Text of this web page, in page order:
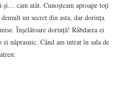
cam atât. Cunoşteam aproape toţi
un secret din asta, dar dorinţa
Înşelătoare dorinţă! Răbdarea ei
năprasnic. Când am intrat în sala de